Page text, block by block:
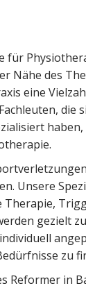
für
Nähe des
eine
die
haben,
Unsere
Therapie,
gezielt
zu
Reformer in